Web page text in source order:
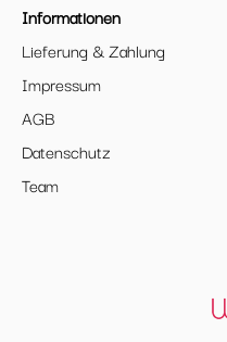
Informationen
Lieferung & Zahlung
Impressum
AGB
Datenschutz
Team